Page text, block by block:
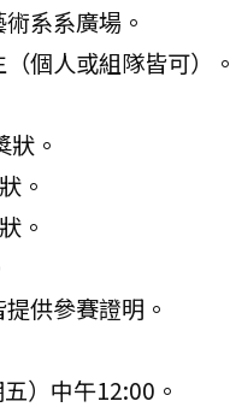
系系廣場。
個人或組隊皆可）。
狀。
。
。
供參賽證明。
）中午12:00。